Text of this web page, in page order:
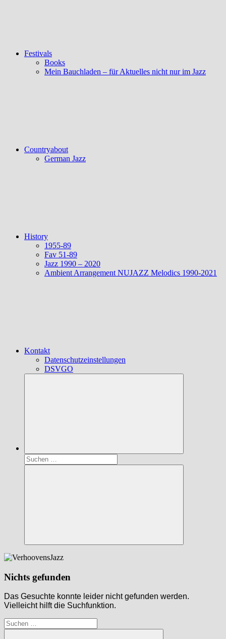
Festivals
Books
Mein Bauchladen – für Aktuelles nicht nur im Jazz
Countryabout
German Jazz
History
1955-89
Fav 51-89
Jazz 1990 – 2020
Ambient Arrangement NUJAZZ Melodics 1990-2021
Kontakt
Datenschutzeinstellungen
DSVGO
Suchen
nach:
Suchen
Nichts gefunden
Das Gesuchte konnte leider nicht gefunden werden.
Vielleicht hilft die Suchfunktion.
Suchen
nach: